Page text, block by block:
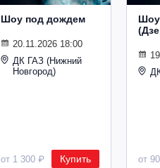
Шоу под дождем
20.11.2026 18:00
ДК ГАЗ (Нижний
Новгород)
от 1 300 ₽ Купить от